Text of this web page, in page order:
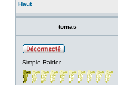
Haut
tomas
Simple Raider